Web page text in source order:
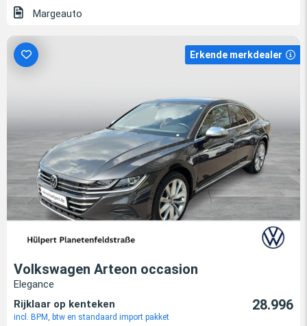
Margeauto
Erkende merkdealer
Volkswagen Arteon occasion
Elegance
Rijklaar op kenteken
incl. BPM, btw en standaard import pakket
28.996